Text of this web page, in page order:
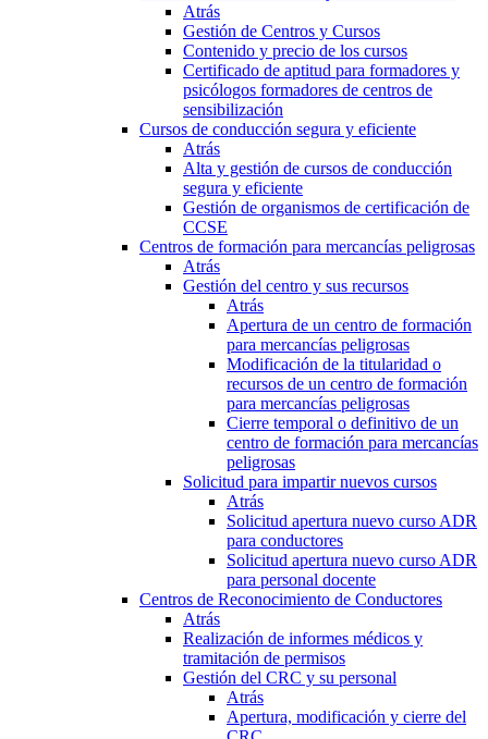
Atrás
Gestión de Centros y Cursos
Contenido y precio de los cursos
Certificado de aptitud para formadores y
psicólogos formadores de centros de
sensibilización
Cursos de conducción segura y eficiente
Atrás
Alta y gestión de cursos de conducción
segura y eficiente
Gestión de organismos de certificación de
CCSE
Centros de formación para mercancías peligrosas
Atrás
Gestión del centro y sus recursos
Atrás
Apertura de un centro de formación
para mercancías peligrosas
Modificación de la titularidad o
recursos de un centro de formación
para mercancías peligrosas
Cierre temporal o definitivo de un
centro de formación para mercancías
peligrosas
Solicitud para impartir nuevos cursos
Atrás
Solicitud apertura nuevo curso ADR
para conductores
Solicitud apertura nuevo curso ADR
para personal docente
Centros de Reconocimiento de Conductores
Atrás
Realización de informes médicos y
tramitación de permisos
Gestión del CRC y su personal
Atrás
Apertura, modificación y cierre del